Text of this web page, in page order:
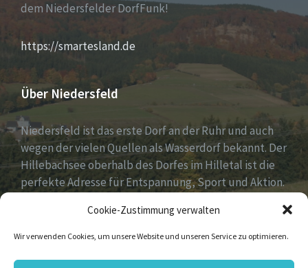
Cookie-Zustimmung verwalten
Wir verwenden Cookies, um unsere Website und unseren Service zu optimieren.
dem Niedersfelder DorfFunk!
https://smartesland.de
Über Niedersfeld
Niedersfeld ist das erste Dorf an der Ruhr und auch
wegen der vielen Quellen als Wasserdorf bekannt. Der
Hillebachsee oberhalb des Dorfes im Hilletal ist die
perfekte Adresse für Entspannung, Sport und Aktion.
Hochheide, 810 Meter hoch gelegen.